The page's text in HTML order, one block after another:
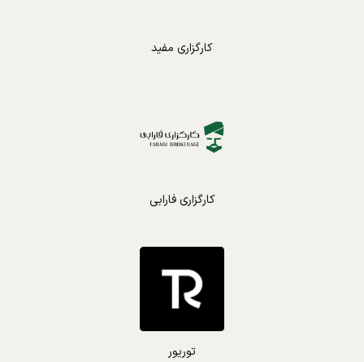
کارگزاری مفید
کارگزاری فارابی
توریور